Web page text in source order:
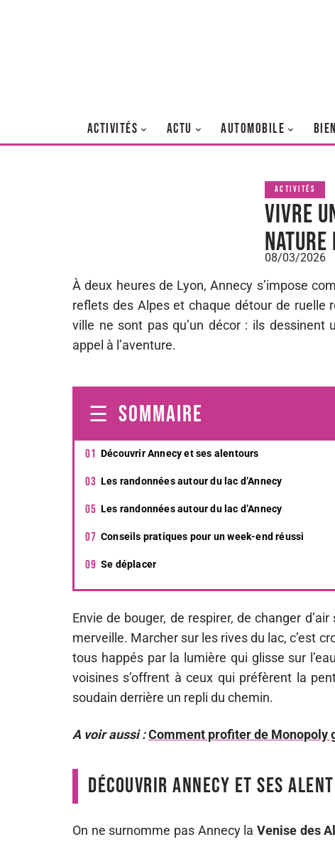
ACTIVITÉS ACTU AUTOMOBILE
ACTIVITÉS
Vivre
nature
08/03/2026
À deux heures de Lyon, Annecy s’impose
reflets des Alpes et chaque détour de ruelle
ville ne sont pas qu’un décor : ils
appel à l’aventure.
SOMMAIRE
Découvrir Annecy et ses alentours
Les randonnées autour du lac d’Annecy
Les randonnées autour du lac d’Annecy
Conseils pratiques pour un week-end réussi
Se déplacer
Envie de bouger, de respirer, de changer
merveille. Marcher sur les rives du lac, c’est
tous happés par la lumière qui glisse sur
voisines s’offrent à ceux qui préfèrent la
soudain derrière un repli du chemin.
A voir aussi :Comment profiter de Monopoly
Découvrir Annecy et ses
On ne surnomme pas Annecy la Venise des